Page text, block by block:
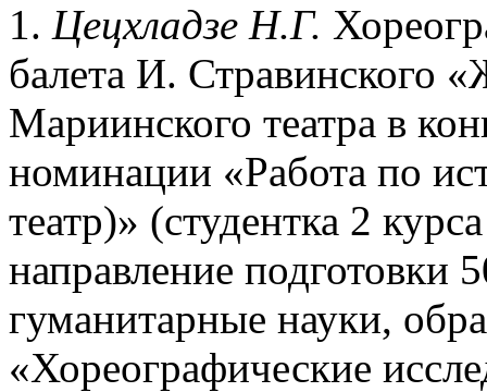
1. Цецхладзе Н.Г.
балета И. Стравинского
Мариинского театра в
номинации «Работа по
театр)» (студентка 2
направление подготовки
гуманитарные науки,
«Хореографические